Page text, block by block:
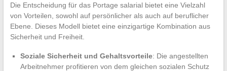
Die Entscheidung für das Portage salarial bietet eine Vielzahl
von Vorteilen, sowohl auf persönlicher als auch auf beruflicher
Ebene. Dieses Modell bietet eine einzigartige Kombination aus
Sicherheit und Freiheit.
Soziale Sicherheit und Gehaltsvorteile: Die angestellten
Arbeitnehmer profitieren von dem gleichen sozialen Schutz